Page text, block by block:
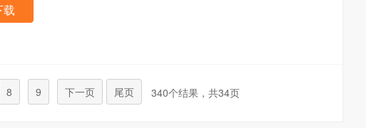
载
8 9 下一页 尾页 340个结果，共34页